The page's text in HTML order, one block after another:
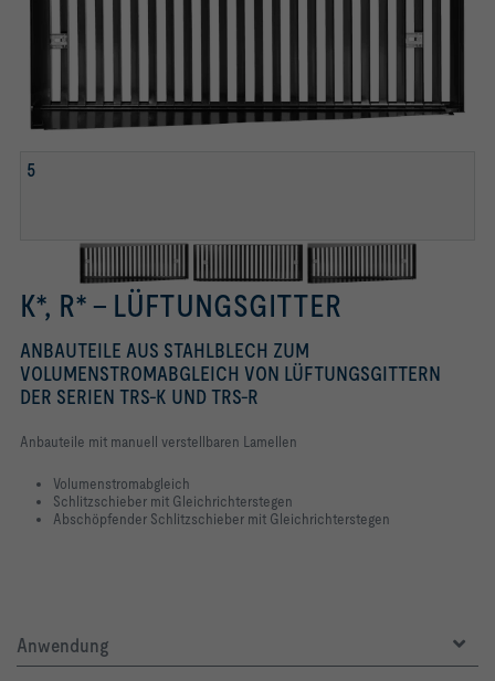
5
S
5
K*, R* – LÜFTUNGSGITTER
ANBAUTEILE AUS STAHLBLECH ZUM
VOLUMENSTROMABGLEICH VON LÜFTUNGSGITTERN
DER SERIEN TRS-K UND TRS-R
Anbauteile mit manuell verstellbaren Lamellen
Volumenstromabgleich
Schlitzschieber mit Gleichrichterstegen
Abschöpfender Schlitzschieber mit Gleichrichterstegen
Anwendung